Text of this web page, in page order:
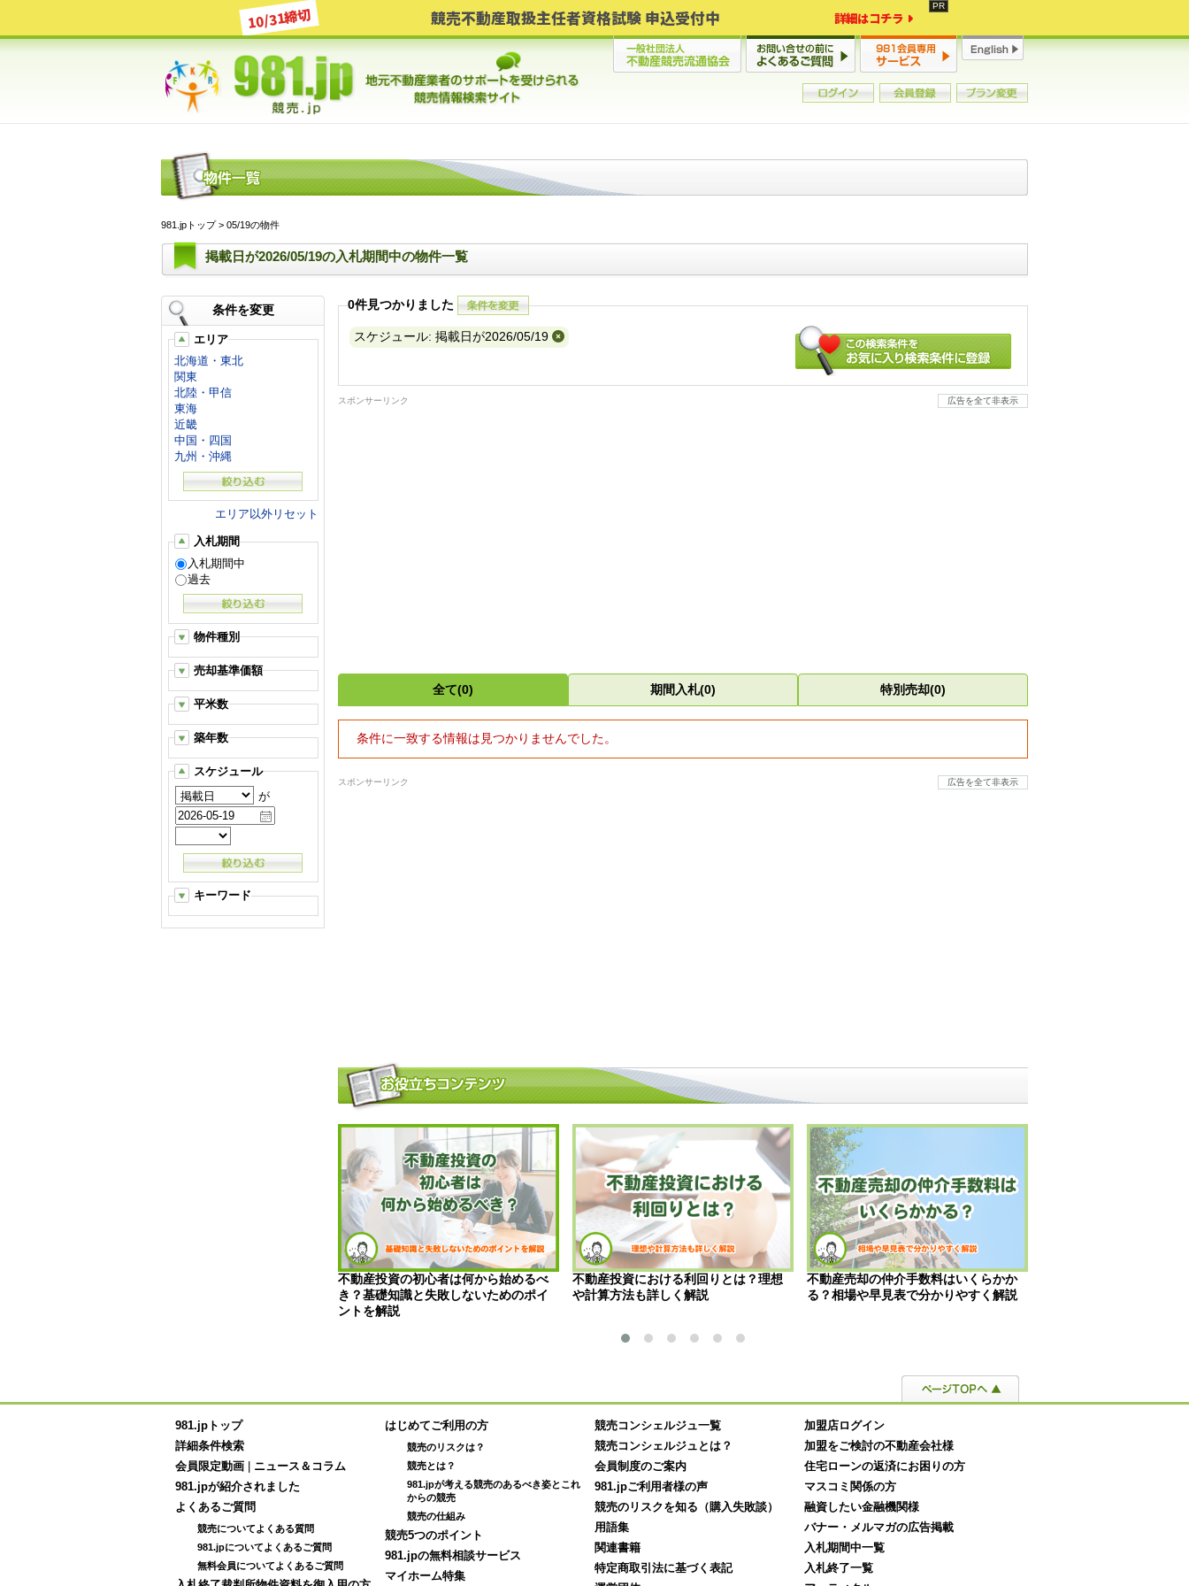
10/31締切 競売不動産取扱主任者資格試験 申込受付中 詳細はコチラ
981.jpトップ> 05/19の物件
掲載日が2026/05/19の入札期間中の物件一覧
条件を変更
エリア
北海道・東北
関東
北陸・甲信
東海
近畿
中国・四国
九州・沖縄
エリア以外リセット
入札期間
入札期間中
過去
物件種別
売却基準価額
平米数
築年数
スケジュール
が
キーワード
0件見つかりました
スケジュール: 掲載日が2026/05/19
スポンサーリンク 広告を全て非表示
全て(0) 期間入札(0) 特別売却(0)
条件に一致する情報は見つかりませんでした。
スポンサーリンク 広告を全て非表示
不動産投資の初心者は何から始めるべ
き？基礎知識と失敗しないためのポイ
ントを解説
不動産投資における利回りとは？理想
や計算方法も詳しく解説
不動産売却の仲介手数料はいくらかか
る？相場や早見表で分かりやすく解説
981.jpトップ
詳細条件検索
会員限定動画
ニュース＆コラム
981.jpが紹介されました
よくあるご質問
競売についてよくある質問
981.jpについてよくあるご質問
無料会員についてよくあるご質問
はじめてご利用の方
競売のリスクは？
競売とは？
981.jpが考える競売のあるべき姿とこれ
からの競売
競売の仕組み
競売5つのポイント
981.jpの無料相談サービス
マイホーム特集
競売コンシェルジュ一覧
競売コンシェルジュとは？
会員制度のご案内
981.jpご利用者様の声
競売のリスクを知る（購入失敗談）
用語集
関連書籍
特定商取引法に基づく表記
加盟店ログイン
加盟をご検討の不動産会社様
住宅ローンの返済にお困りの方
マスコミ関係の方
融資したい金融機関様
バナー・メルマガの広告掲載
入札期間中一覧
入札終了一覧